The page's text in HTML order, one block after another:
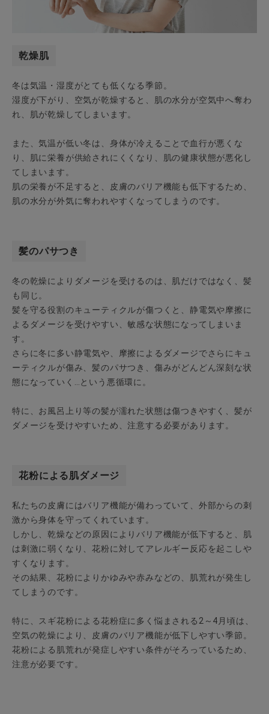
乾燥肌
冬は気温・湿度がとても低くなる季節。
湿度が下がり、空気が乾燥すると、肌の水分が空気中へ奪わ
れ、肌が乾燥してしまいます。
また、気温が低い冬は、身体が冷えることで血行が悪くな
り、肌に栄養が供給されにくくなり、肌の健康状態が悪化し
てしまいます。
肌の栄養が不足すると、皮膚のバリア機能も低下するため、
肌の水分が外気に奪われやすくなってしまうのです。
髪のパサつき
冬の乾燥によりダメージを受けるのは、肌だけではなく、髪
も同じ。
髪を守る役割のキューティクルが傷つくと、静電気や摩擦に
よるダメージを受けやすい、敏感な状態になってしまいま
す。
さらに冬に多い静電気や、摩擦によるダメージでさらにキュ
ーティクルが傷み、髪のパサつき、傷みがどんどん深刻な状
態になっていく…という悪循環に。
特に、お風呂上り等の髪が濡れた状態は傷つきやすく、髪が
ダメージを受けやすいため、注意する必要があります。
花粉による肌ダメージ
私たちの皮膚にはバリア機能が備わっていて、外部からの刺
激から身体を守ってくれています。
しかし、乾燥などの原因によりバリア機能が低下すると、肌
は刺激に弱くなり、花粉に対してアレルギー反応を起こしや
すくなります。
その結果、花粉によりかゆみや赤みなどの、肌荒れが発生し
てしまうのです。
特に、スギ花粉による花粉症に多く悩まされる2～4月頃は、
空気の乾燥により、皮膚のバリア機能が低下しやすい季節。
花粉による肌荒れが発症しやすい条件がそろっているため、
注意が必要です。